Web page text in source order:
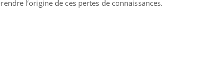
l’origine de ces pertes de connaissances.